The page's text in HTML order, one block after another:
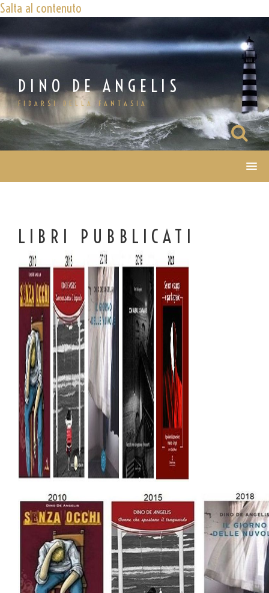
Salta al contenuto
DINO DE ANGELIS
FIDARSI DELLA FANTASIA
LIBRI PUBBLICATI